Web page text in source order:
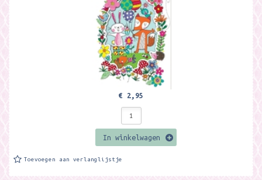
€ 2,95
In winkelwagen
Toevoegen aan verlanglijstje